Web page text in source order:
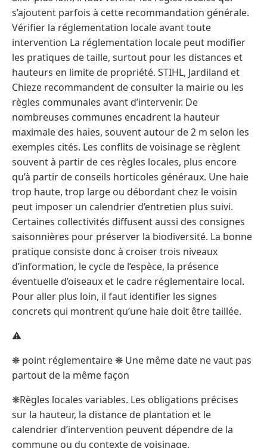
⚠️
❋ point réglementaire ❋ Une même date ne vaut pas
partout de la même façon
❋Règles locales variables. Les obligations précises
sur la hauteur, la distance de plantation et le
calendrier d’intervention peuvent dépendre de la
commune ou du contexte de voisinage.